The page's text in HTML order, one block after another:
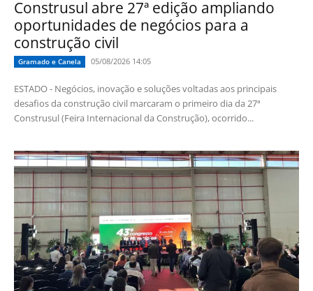
Construsul abre 27ª edição ampliando
oportunidades de negócios para a
construção civil
Gramado e Canela 05/08/2026 14:05
ESTADO - Negócios, inovação e soluções voltadas aos principais
desafios da construção civil marcaram o primeiro dia da 27ª
Construsul (Feira Internacional da Construção), ocorrido...